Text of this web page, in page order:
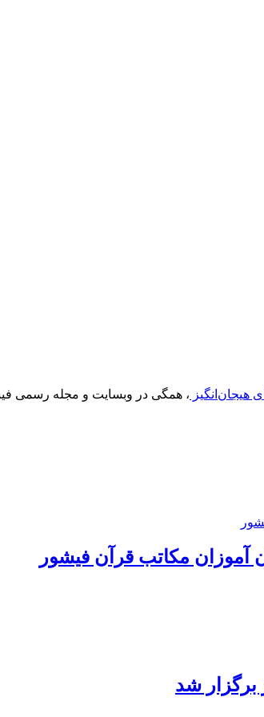
هیجان‌انگیز ، همگی در وبسایت و مجله رسمی
آموزان مکاتب قرآن فیشور
شد